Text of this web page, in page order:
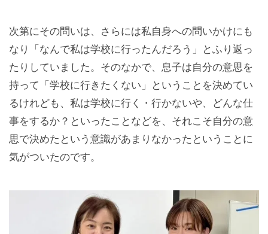
次第にその問いは、さらには私自身への問いかけにも
なり「なんで私は学校に行ったんだろう」とふり返っ
たりしていました。そのなかで、息子は自分の意思を
持って「学校に行きたくない」ということを決めてい
るけれども、私は学校に行く・行かないや、どんな仕
事をするか？といったことなどを、それこそ自分の意
思で決めたという意識があまりなかったということに
気がついたのです。